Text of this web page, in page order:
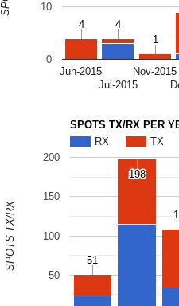
Jun-2015
Jul-2015
Nov-2015
0
10
4
4 4
4
1
1
SPOTS TX/RX PER
RX
TX
50
100
150
200
51
51
198
198
SPOTS TX/RX